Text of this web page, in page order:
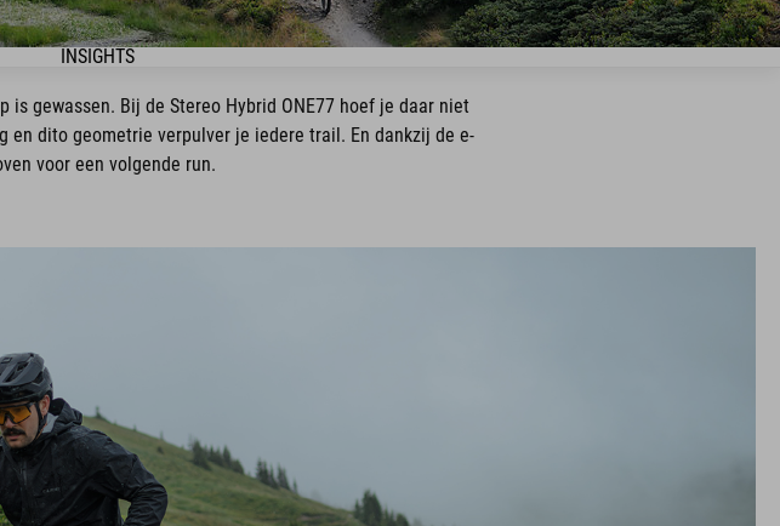
INSIGHTS
gewassen. Bij de Stereo Hybrid ONE77 hoef je daar niet
dito geometrie verpulver je iedere trail. En dankzij de e-
voor een volgende run.